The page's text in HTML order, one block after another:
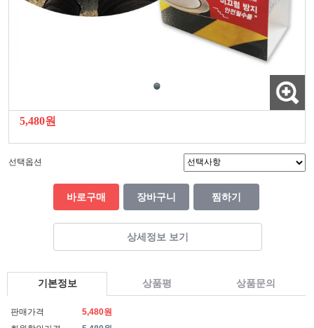
5,480원
선택옵션
바로구매 장바구니 찜하기
상세정보 보기
기본정보 상품평 상품문의
판매가격
5,480원